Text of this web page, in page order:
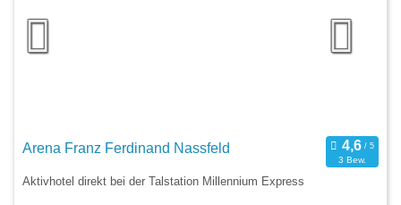
Arena Franz Ferdinand Nassfeld
3 Bew.
Aktivhotel direkt bei der Talstation Millennium Express